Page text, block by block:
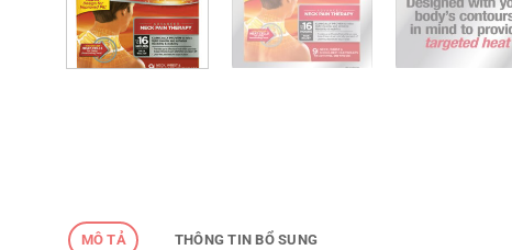
MÔ TẢ THÔNG TIN BỔ SUNG